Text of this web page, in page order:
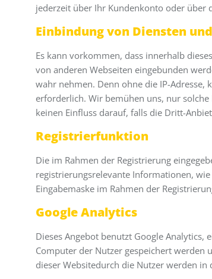
jederzeit über Ihr Kundenkonto oder über
Einbindung von Diensten
Es kann vorkommen, dass innerhalb
von anderen Webseiten eingebunden
wahr nehmen. Denn ohne die IP-
erforderlich. Wir bemühen uns, nur
keinen Einfluss darauf, falls die Dritt-
Registrierfunktion
Die im Rahmen der Registrierung
registrierungsrelevante Informationen,
Eingabemaske im Rahmen der
Google Analytics
Dieses Angebot benutzt Google Analytics,
Computer der Nutzer gespeichert werden
dieser Websitedurch die Nutzer werden in